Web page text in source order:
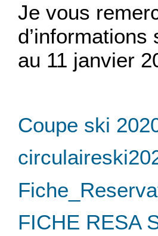
Je vous
au 11 janvier
Coupe ski
FICHE RESA